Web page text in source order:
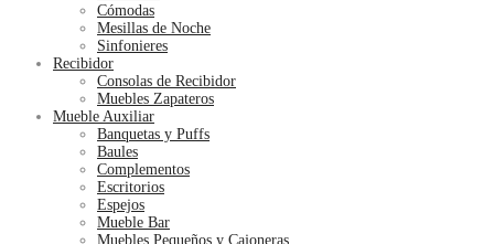
Cómodas
Mesillas de Noche
Sinfonieres
Recibidor
Consolas de Recibidor
Muebles Zapateros
Mueble Auxiliar
Banquetas y Puffs
Baules
Complementos
Escritorios
Espejos
Mueble Bar
Muebles Pequeños y Cajoneras